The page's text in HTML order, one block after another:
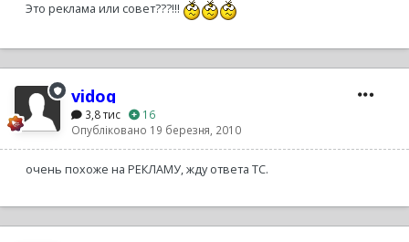
Это реклама или совет???!!!
vidoq
3,8 тис
16
Опубліковано 19 березня, 2010
очень похоже на РЕКЛАМУ, жду ответа ТС.